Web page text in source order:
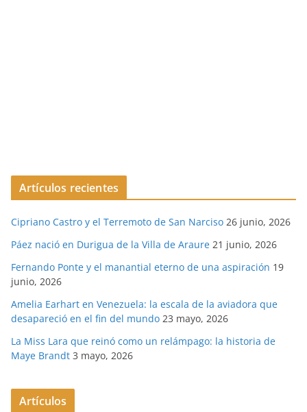
Artículos recientes
Cipriano Castro y el Terremoto de San Narciso 26 junio, 2026
Páez nació en Durigua de la Villa de Araure 21 junio, 2026
Fernando Ponte y el manantial eterno de una aspiración 19
junio, 2026
Amelia Earhart en Venezuela: la escala de la aviadora que
desapareció en el fin del mundo 23 mayo, 2026
La Miss Lara que reinó como un relámpago: la historia de
Maye Brandt 3 mayo, 2026
Artículos